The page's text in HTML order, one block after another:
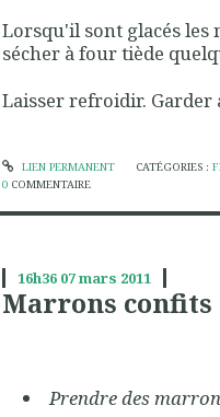
Lorsqu'il sont glacés
sécher à four tiède
Laisser refroidir. Garder
LIEN PERMANENT CATÉGORIES :
0 COMMENTAIRE
16h36 07mars 2011
Marrons confits
Prendre des